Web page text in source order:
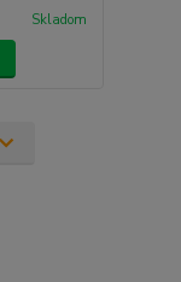
Skladom